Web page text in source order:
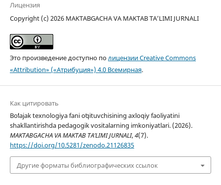
Лицензия
Copyright (c) 2026 MAKTABGACHA VA MAKTAB TA’LIMI JURNALI
Это произведение доступно полицензии Creative Commons
«Attribution» («Атрибуция») 4.0 Всемирная.
Как цитировать
Boʻlajak texnologiya fani oʻqituvchisining axloqiy faoliyatini
shakllantirishda pedagogik vositalarning imkoniyatlari. (2026).
MAKTABGACHA VA MAKTAB TA’LIMI JURNALI,4(7).
https://doi.org/10.5281/zenodo.21126835
Другие форматы библиографических ссылок